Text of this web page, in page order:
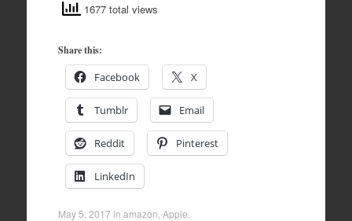
1677 total views
Share this:
Facebook X
Tumblr Email
Reddit Pinterest
LinkedIn
May 5, 2017 in amazon Apple